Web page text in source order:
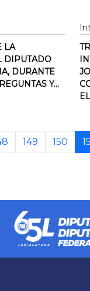
LA
DIPUTADO
DURANTE
Y...
149 150